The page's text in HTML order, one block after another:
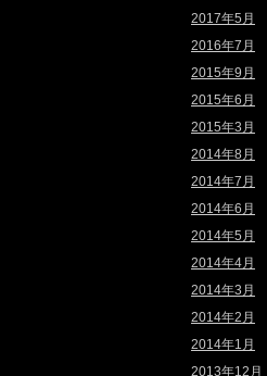
2017年5月
2016年7月
2015年9月
2015年6月
2015年3月
2014年8月
2014年7月
2014年6月
2014年5月
2014年4月
2014年3月
2014年2月
2014年1月
2013年12月